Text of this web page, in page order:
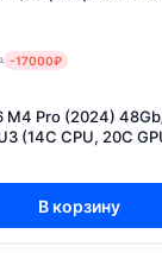
-17000₽
M4 Pro (2024)
(14C CPU, 20C
В корзину